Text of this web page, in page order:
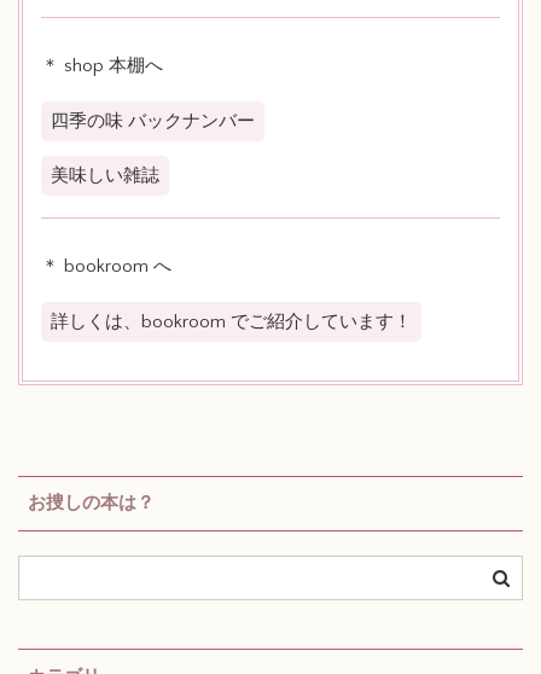
＊ shop 本棚へ
四季の味 バックナンバー
美味しい雑誌
＊ bookroom へ
詳しくは、bookroom でご紹介しています！
お捜しの本は？